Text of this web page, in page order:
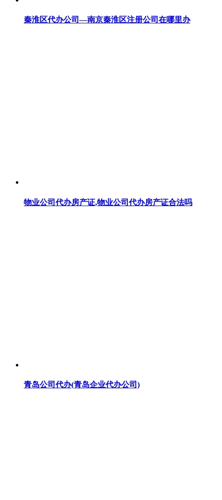
秦淮区代办公司—南京秦淮区注册公司在哪里办
物业公司代办房产证,物业公司代办房产证合法吗
青岛公司代办(青岛企业代办公司)